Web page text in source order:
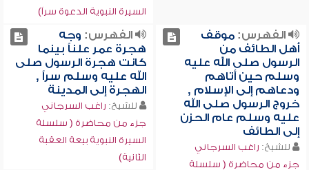
السيرة النبوية الدعوة سراً)
الفهرس:موقف
أهل الطائف من
الرسول صلى الله عليه
وسلم حين أتاهم
ودعاهم إلى الإسلام ,
خروج الرسول صلى الله
عليه وسلم عام الحزن
إلى الطائف
للشيخ: راغب السرجاني
جزء من محاضرة ( سلسلة
الفهرس: وجه
هجرة عمر علناً بينما
كانت هجرة الرسول صلى
الله عليه وسلم سراً ,
الهجرة إلى المدينة
للشيخ: راغب السرجاني
جزء من محاضرة ( سلسلة
السيرة النبوية بيعة العقبة
الثانية)